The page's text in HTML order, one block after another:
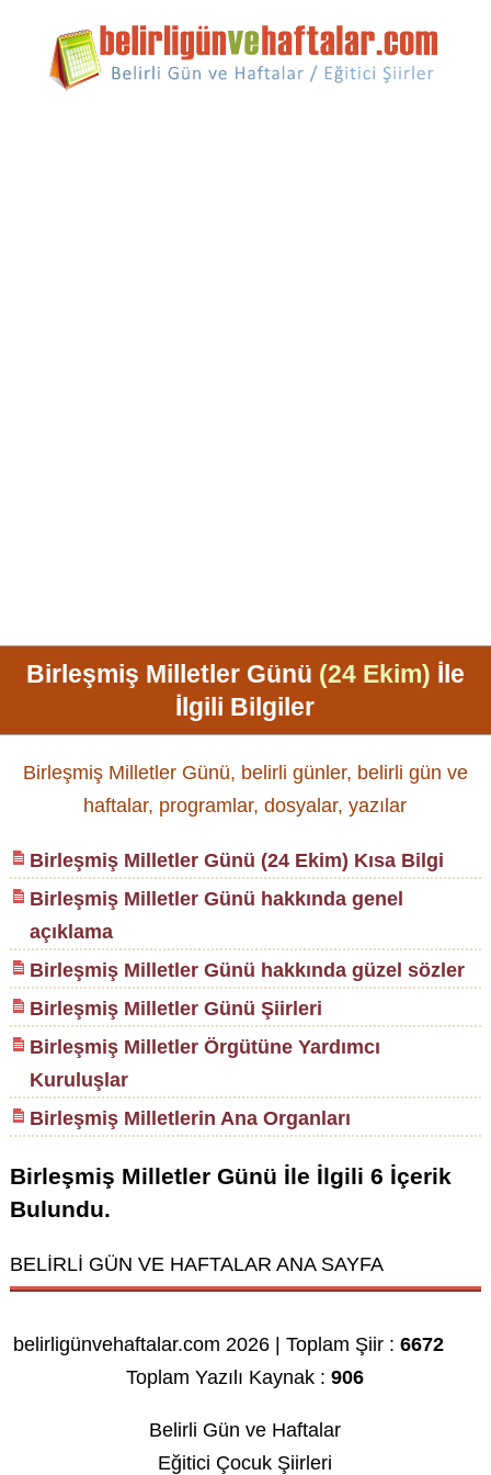
Birleşmiş Milletler Günü (24 Ekim) İle
İlgili Bilgiler
Birleşmiş Milletler Günü, belirli günler, belirli gün ve
haftalar, programlar, dosyalar, yazılar
Birleşmiş Milletler Günü (24 Ekim) Kısa Bilgi
Birleşmiş Milletler Günü hakkında genel
açıklama
Birleşmiş Milletler Günü hakkında güzel sözler
Birleşmiş Milletler Günü Şiirleri
Birleşmiş Milletler Örgütüne Yardımcı
Kuruluşlar
Birleşmiş Milletlerin Ana Organları
Birleşmiş Milletler Günü İle İlgili 6 İçerik
Bulundu.
BELİRLİ GÜN VE HAFTALAR ANA SAYFA
belirligünvehaftalar.com 2026 | Toplam Şiir :6672
Toplam Yazılı Kaynak :906
Belirli Gün ve Haftalar
Eğitici Çocuk Şiirleri